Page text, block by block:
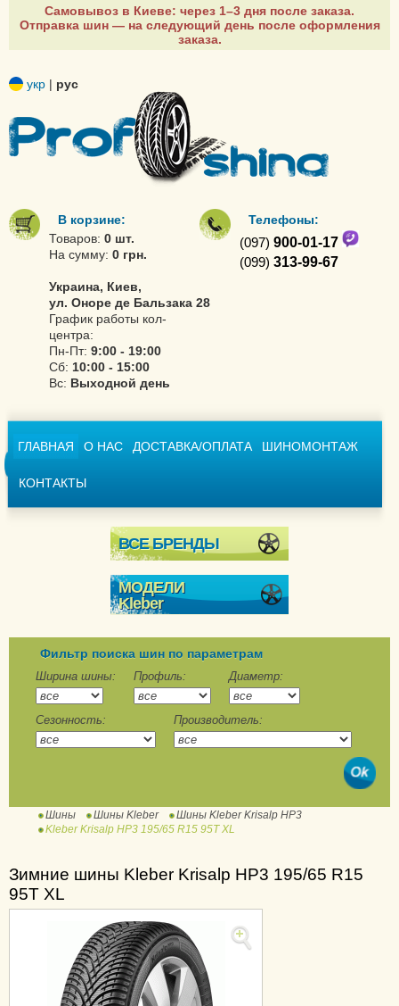
Самовывоз в Киеве: через 1–3 дня после заказа.
Отправка шин — на следующий день после оформления
заказа.
укр | рус
В корзине:
Товаров: 0 шт.
На сумму: 0 грн.
Украина, Киев,
ул. Оноре де Бальзака 28
График работы кол-
центра:
Пн-Пт: 9:00 - 19:00
Сб: 10:00 - 15:00
Вс: Выходной день
Телефоны:
(097) 900-01-17
(099) 313-99-67
ГЛАВНАЯ О НАС ДОСТАВКА/ОПЛАТА ШИНОМОНТАЖ
КОНТАКТЫ
ВСЕ БРЕНДЫ
МОДЕЛИ
Kleber
Krisalp HP3 SUV
Transalp 2
Transalp 2+
Dynaxer HP2
Dynaxer HP5
Dynaxer SUV
Transpro 2
Quadraxer 2
Фильтр поиска шин по параметрам
Ширина шины: Профиль: Диаметр:
Сезонность: Производитель:
Шины Шины Kleber
Шины Kleber Krisalp HP3
Kleber Krisalp HP3 195/65 R15 95T XL
Зимние шины Kleber Krisalp HP3 195/65 R15
95T XL